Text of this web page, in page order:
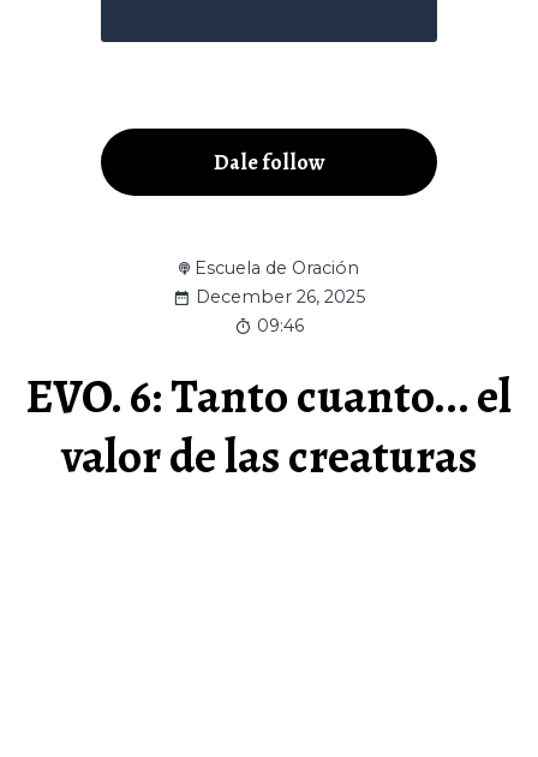
Dale follow
Escuela de Oración
December 26, 2025
09:46
EVO. 6: Tanto cuanto... el
valor de las creaturas